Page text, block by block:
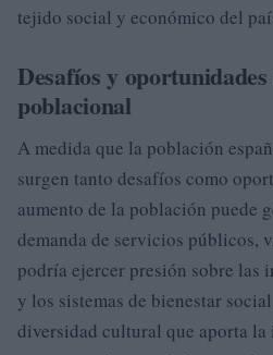
tejido social y económico del
Desafíos y
poblacional
A medida que la población
surgen tanto desafíos como
aumento de la población puede
demanda de servicios públicos,
podría ejercer presión sobre las
y los sistemas de bienestar
diversidad cultural que aporta